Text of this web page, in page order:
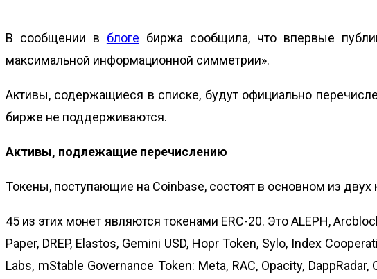
В сообщении в блоге биржа сообщила, что впервые
максимальной информационной симметрии».
Активы, содержащиеся в списке, будут официально
бирже не поддерживаются.
Активы, подлежащие перечислению
Токены, поступающие на Coinbase, состоят в основном из двух
45 из этих монет являются токенами ERC-20. Это ALEPH,
Paper, DREP, Elastos, Gemini USD, Hopr Token, Sylo, Index
Labs, mStable Governance Token: Meta, RAC, Opacity,